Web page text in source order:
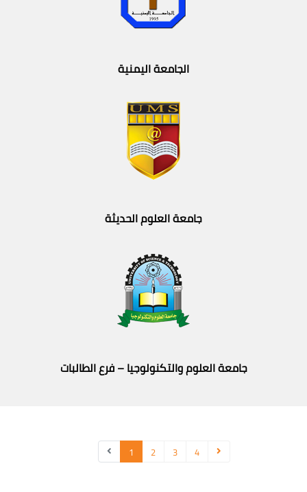
الجامعة اليمنية
جامعة العلوم الحديثة
جامعة العلوم والتكنولوجيا – فرع الطالبات
1 2 3 4